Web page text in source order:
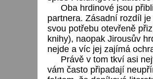
Oba hrdinové jsou
partnera. Zásadní rozdíl
svou potřebu otevřeně
knihy), naopak Jirousův
nejde a víc jej zajímá
Právě v tom tkví asi
vám často připadají